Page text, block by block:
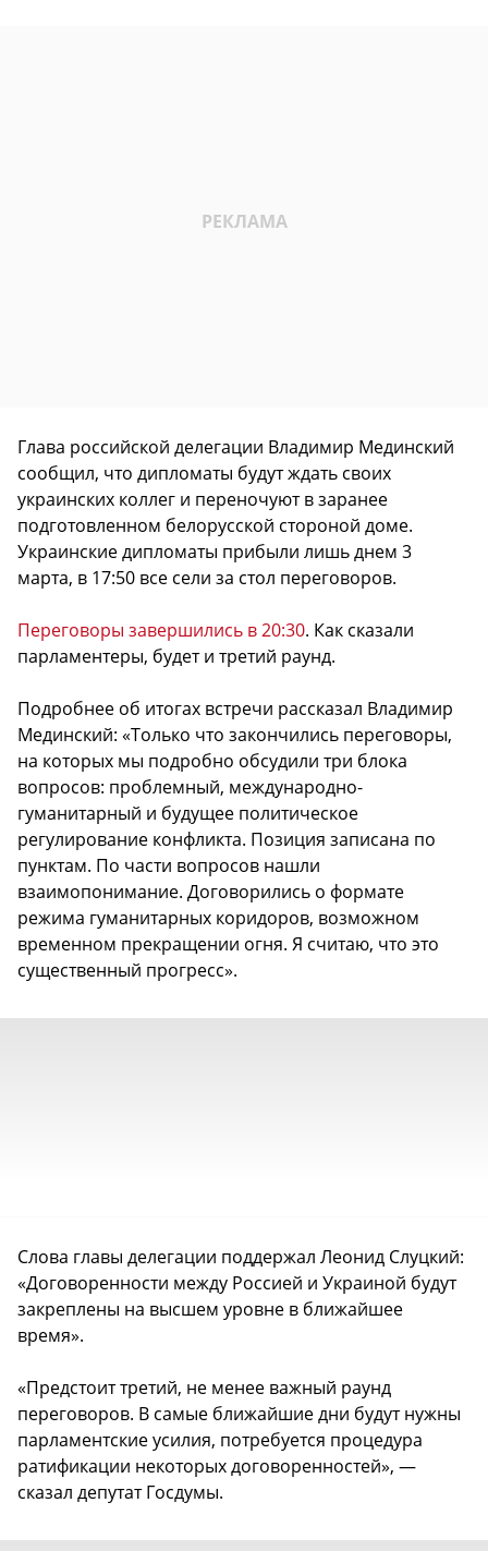
Глава российской делегации Владимир Мединский
сообщил, что дипломаты будут ждать своих
украинских коллег и переночуют в заранее
подготовленном белорусской стороной доме.
Украинские дипломаты прибыли лишь днем 3
марта, в 17:50 все сели за стол переговоров.
Переговоры завершились в 20:30. Как сказали
парламентеры, будет и третий раунд.
Подробнее об итогах встречи рассказал Владимир
Мединский: «Только что закончились переговоры,
на которых мы подробно обсудили три блока
вопросов: проблемный, международно-
гуманитарный и будущее политическое
регулирование конфликта. Позиция записана по
пунктам. По части вопросов нашли
взаимопонимание. Договорились о формате
режима гуманитарных коридоров, возможном
временном прекращении огня. Я считаю, что это
существенный прогресс».
Слова главы делегации поддержал Леонид Слуцкий:
«Договоренности между Россией и Украиной будут
закреплены на высшем уровне в ближайшее
время».
«Предстоит третий, не менее важный раунд
переговоров. В самые ближайшие дни будут нужны
парламентские усилия, потребуется процедура
ратификации некоторых договоренностей», —
сказал депутат Госдумы.